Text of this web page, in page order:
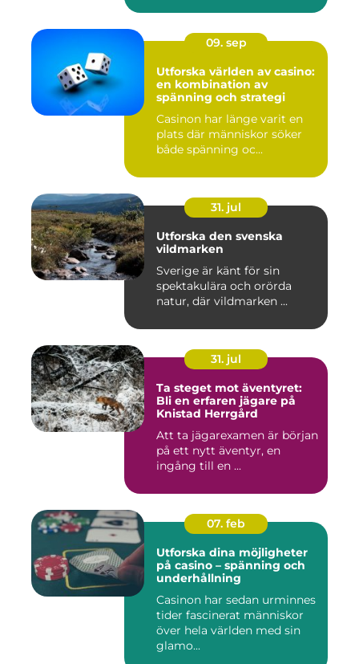
09. sep
Utforska världen av casino:
en kombination av
spänning och strategi
Casinon har länge varit en
plats där människor söker
både spänning oc...
31. jul
Utforska den svenska
vildmarken
Sverige är känt för sin
spektakulära och orörda
natur, där vildmarken ...
31. jul
Ta steget mot äventyret:
Bli en erfaren jägare på
Knistad Herrgård
Att ta jägarexamen är början
på ett nytt äventyr, en
ingång till en ...
07. feb
Utforska dina möjligheter
på casino – spänning och
underhållning
Casinon har sedan urminnes
tider fascinerat människor
över hela världen med sin
glamo...